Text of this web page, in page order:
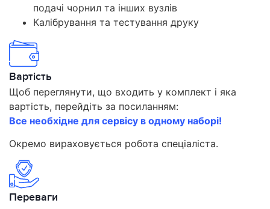
подачі чорнил та інших вузлів
Калібрування та тестування друку
Вартість
Щоб переглянути, що входить у комплект і яка
вартість, перейдіть за посиланням:
Все необхідне для сервісу в одному наборі!
Окремо вираховується робота спеціаліста.
Переваги